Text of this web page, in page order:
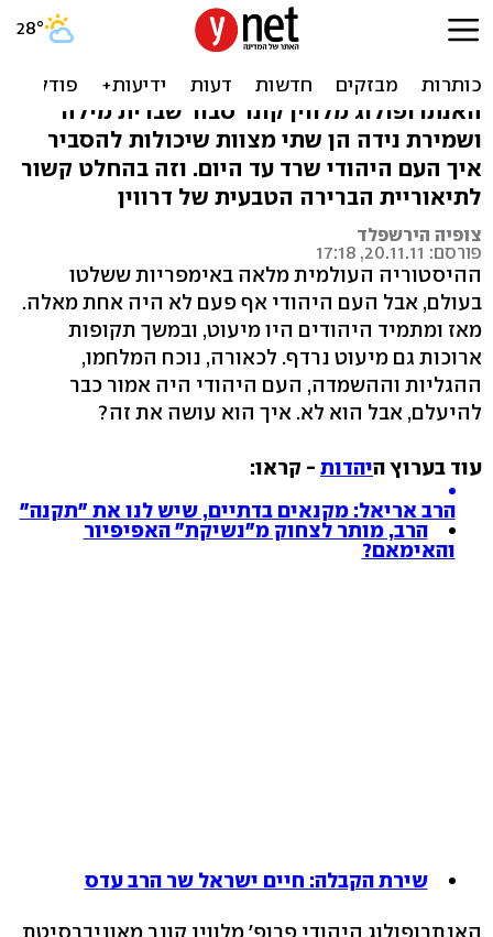
לפי האבולוציה: היהודים
שרדו הודות לברית ונידה
האנתרופולוג מלווין קונר סבור שברית מילה
ושמירת נידה הן שתי מצוות שיכולות להסביר
איך העם היהודי שרד עד היום. וזה בהחלט קשור
לתיאוריית הברירה הטבעית של דרווין
צופיה הירשפלד
פורסם: 20.11.11, 17:18
ההיסטוריה העולמית מלאה באימפריות ששלטו
בעולם, אבל העם היהודי אף פעם לא היה אחת מאלה.
מאז ומתמיד היהודים היו מיעוט, ובמשך תקופות
ארוכות גם מיעוט נרדף. לכאורה, נוכח המלחמו,
ההגליות וההשמדה, העם היהודי היה אמור כבר
להיעלם, אבל הוא לא. איך הוא עושה את זה?
עוד בערוץ היהדות - קראו:
הרב אריאל: מקנאים בדתיים, שיש לנו את "תקנה"
הרב, מותר לצחוק מ"נשיקת" האפיפיור
והאימאם?
שירת הקבלה: חיים ישראל שר הרב עדס